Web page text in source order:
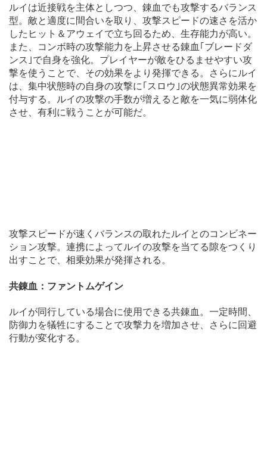
ルイは近接戦を主体としつつ、錬血でも攻撃するバランス
型。敵と適度に間合いを取り、攻撃スピードの速さを活か
したヒット＆アウェイで立ち回るため、生存能力が高い。
また、コンボ時の攻撃能力を上昇させる錬血｢ブレードダ
ンス｣で自身を強化。プレイヤーが敵をひるませやすい攻
撃を使うことで、その効果をより発揮できる。さらにルイ
は、集中状態時の自身の攻撃に｢スロウ｣の状態異常効果を
付与する。ルイの攻撃の手数が増えると敵を一気に弱体化
させ、有利に戦うことが可能だ。
攻撃スピードが速くバランスの取れたルイとのコンビネー
ション攻撃。連携によってルイの攻撃を当てる隙をつくり
出すことで、相乗効果が発揮される。
共錬血：ファントムゲイン
ルイが同行している場合に使用できる共錬血。一定時間、
防御力を犠牲にすることで攻撃力を増加させ、さらに回避
行動が変化する。